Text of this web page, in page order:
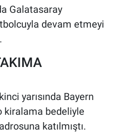
Galatasaray
devam etmeyi
yarısında Bayern
kiralama bedeliyle
katılmıştı.